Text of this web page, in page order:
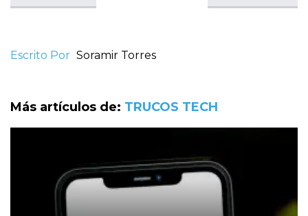
Escrito Por Soramir Torres
Más artículos de: TRUCOS TECH